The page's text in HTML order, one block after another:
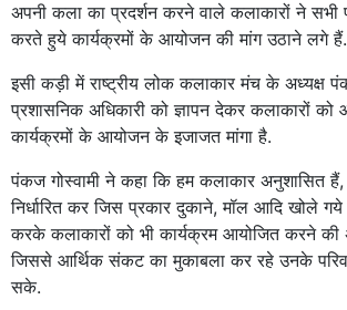
अपनी कला का प्रदर्शन करने वाले कलाकारों ने सभी
करते हुये कार्यक्रमों के आयोजन की मांग उठाने लगे हैं.
इसी कड़ी में राष्ट्रीय लोक कलाकार मंच के अध्यक्ष
प्रशासनिक अधिकारी को ज्ञापन देकर कलाकारों को
कार्यक्रमों के आयोजन के इजाजत मांगा है.
पंकज गोस्वामी ने कहा कि हम कलाकार अनुशासित हैं,
निर्धारित कर जिस प्रकार दुकाने, मॉल आदि खोले
करके कलाकारों को भी कार्यक्रम आयोजित करने की
जिससे आर्थिक संकट का मुकाबला कर रहे उनके
सके.